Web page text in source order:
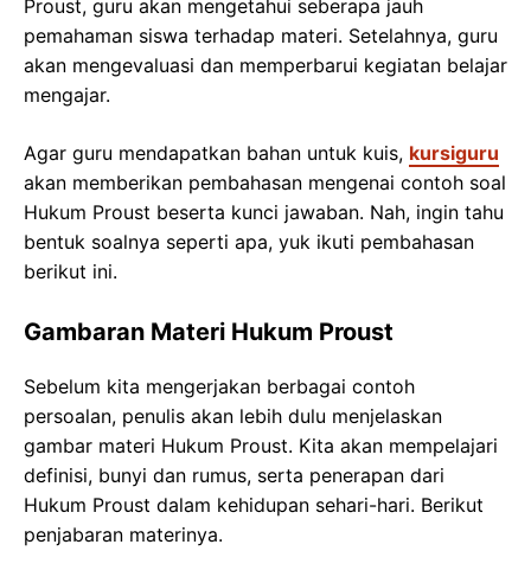
Proust, guru akan mengetahui seberapa jauh
pemahaman siswa terhadap materi. Setelahnya, guru
akan mengevaluasi dan memperbarui kegiatan belajar
mengajar.
Agar guru mendapatkan bahan untuk kuis, kursiguru
akan memberikan pembahasan mengenai contoh soal
Hukum Proust beserta kunci jawaban. Nah, ingin tahu
bentuk soalnya seperti apa, yuk ikuti pembahasan
berikut ini.
Gambaran Materi Hukum Proust
Sebelum kita mengerjakan berbagai contoh
persoalan, penulis akan lebih dulu menjelaskan
gambar materi Hukum Proust. Kita akan mempelajari
definisi, bunyi dan rumus, serta penerapan dari
Hukum Proust dalam kehidupan sehari-hari. Berikut
penjabaran materinya.